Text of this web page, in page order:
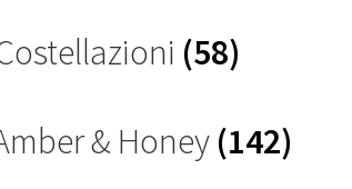
(58)
& Honey (142)